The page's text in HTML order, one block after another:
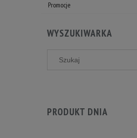
Promocje
WYSZUKIWARKA
PRODUKT DNIA